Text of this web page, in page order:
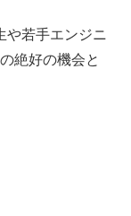
や若手エンジニ
絶好の機会と